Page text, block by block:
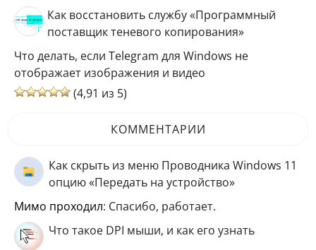
Как восстановить службу «Программный
поставщик теневого копирования»
Что делать, если Telegram для Windows не
отображает изображения и видео
(4,91 из 5)
КОММЕНТАРИИ
Как скрыть из меню Проводника Windows 11
опцию «Передать на устройство»
мимо проходил: Спасибо, работает.
Что такое DPI мыши, и как его узнать